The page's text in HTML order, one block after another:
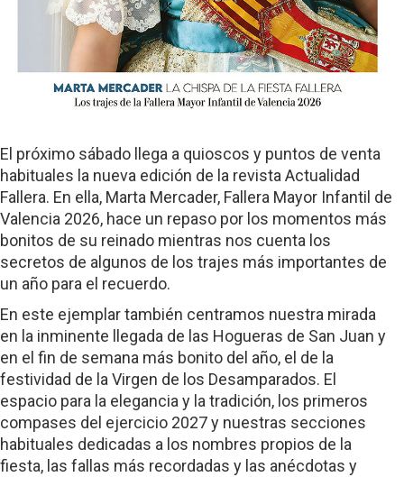
El próximo sábado llega a quioscos y puntos de venta
habituales la nueva edición de la revista Actualidad
Fallera. En ella, Marta Mercader, Fallera Mayor Infantil de
Valencia 2026, hace un repaso por los momentos más
bonitos de su reinado mientras nos cuenta los
secretos de algunos de los trajes más importantes de
un año para el recuerdo.
En este ejemplar también centramos nuestra mirada
en la inminente llegada de las Hogueras de San Juan y
en el fin de semana más bonito del año, el de la
festividad de la Virgen de los Desamparados. El
espacio para la elegancia y la tradición, los primeros
compases del ejercicio 2027 y nuestras secciones
habituales dedicadas a los nombres propios de la
fiesta, las fallas más recordadas y las anécdotas y